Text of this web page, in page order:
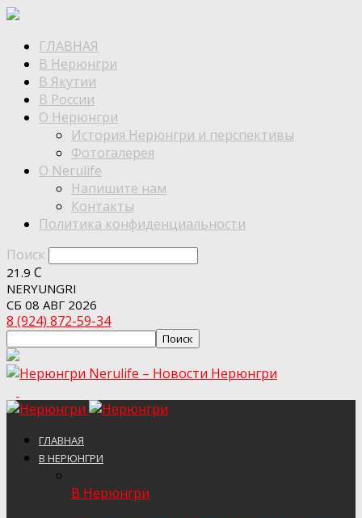
ГЛАВНАЯ
В Нерюнгри
В Якутии
В России
О Нерюнгри
История Нерюнгри и перспективы
Фотогалерея
О Nerulife
Напишите нам
Контакты
Политика конфиденциальности
Поиск
21.9 C
NERYUNGRI
СБ 08 АВГ 2026
8 (924) 872-59-34
Nerulife – Новости Нерюнгри
ГЛАВНАЯ
В НЕРЮНГРИ
В Нерюнгри